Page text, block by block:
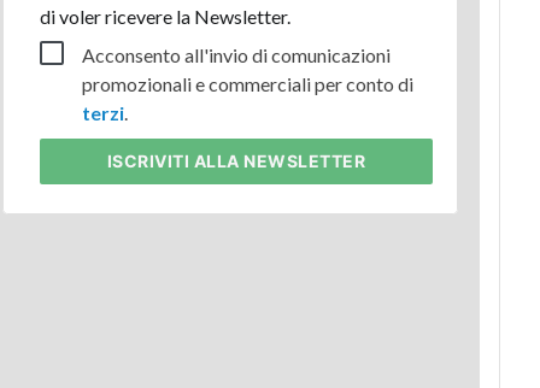
di voler ricevere la Newsletter.
Acconsento all'invio di comunicazioni
promozionali e commerciali per conto di
terzi.
ISCRIVITI ALLA NEWSLETTER